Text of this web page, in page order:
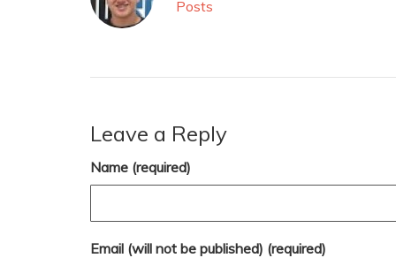
Posts
Leave a Reply
Name (required)
Email (will not be published) (required)